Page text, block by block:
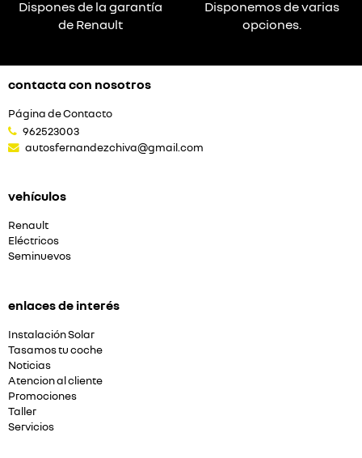
Dispones de la garantía
de Renault
Disponemos de varias
opciones.
contacta con nosotros
Página de Contacto
962523003
autosfernandezchiva@gmail.com
vehículos
Renault
Eléctricos
Seminuevos
enlaces de interés
Instalación Solar
Tasamos tu coche
Noticias
Atencion al cliente
Promociones
Taller
Servicios